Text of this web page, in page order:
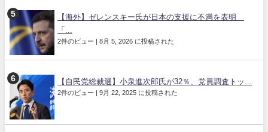
【海外】ゼレンスキー氏が日本の支援に不満を表明
「...
2件のビュー | 8月 5, 2026 に投稿された
【自民党総裁選】小泉進次郎氏が32％、党員調査トッ...
2件のビュー | 9月 22, 2025 に投稿された